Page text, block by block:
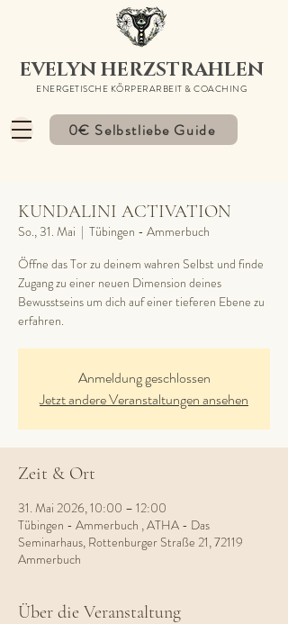
ENERGETISCHE KÖRPERARBEIT & COACHING
EVELYN HERZSTRAHLEN
0€ Selbstliebe Guide
KUNDALINI ACTIVATION
So., 31. Mai
  |
Tübingen - Ammerbuch
Öffne das Tor zu deinem wahren Selbst und finde
Zugang zu einer neuen Dimension deines
Bewusstseins um dich auf einer tieferen Ebene zu
erfahren.
Anmeldung geschlossen
Jetzt andere Veranstaltungen ansehen
Zeit & Ort
31. Mai 2026, 10:00 – 12:00
Tübingen - Ammerbuch , ATHA - Das
Seminarhaus, Rottenburger Straße 21, 72119
Ammerbuch
Über die Veranstaltung